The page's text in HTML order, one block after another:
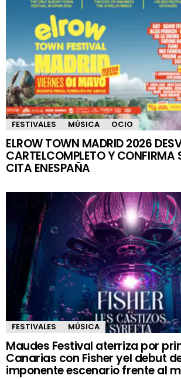
FESTIVALES MÚSICA OCIO
ELROW TOWN MADRID 2026
CARTELCOMPLETO Y CONFIRMA
CITA ENESPAÑA
FESTIVALES MÚSICA
Maudes Festival aterriza por
Canarias con Fisher yel debut
imponente escenario frente al